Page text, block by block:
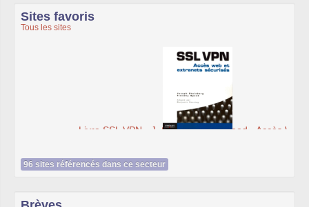
Sites favoris
Tous les sites
Livre SSL VPN - J. Steinberg, T. Speed - Accès Web et